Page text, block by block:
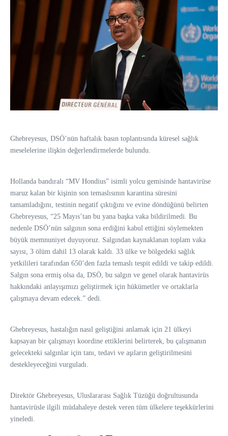
Ghebreyesus, DSÖ’nün haftalık basın toplantısında küresel sağlık
meselelerine ilişkin değerlendirmelerde bulundu.
Hollanda bandıralı “MV Hondius” isimli yolcu gemisinde hantavirüse
maruz kalan bir kişinin son temaslısının karantina süresini
tamamladığını, testinin negatif çıktığını ve evine döndüğünü belirten
Ghebreyesus, “25 Mayıs’tan bu yana başka vaka bildirilmedi. Bu
nedenle DSÖ’nün salgının sona erdiğini kabul ettiğini söylemekten
büyük memnuniyet duyuyoruz. Salgından kaynaklanan toplam vaka
sayısı, 3 ölüm dahil 13 olarak kaldı. 33 ülke ve bölgedeki sağlık
yetkilileri tarafından 650’den fazla temaslı tespit edildi ve takip edildi.
Salgın sona ermiş olsa da, DSÖ, bu salgın ve genel olarak hantavirüs
hakkındaki anlayışımızı geliştirmek için hükümetler ve ortaklarla
çalışmaya devam edecek.” dedi.
Ghebreyesus, hastalığın nasıl geliştiğini anlamak için 21 ülkeyi
kapsayan bir çalışmayı koordine ettiklerini belirterek, bu çalışmanın
gelecekteki salgınlar için tanı, tedavi ve aşıların geliştirilmesini
destekleyeceğini vurguladı.
Direktör Ghebreyesus, Uluslararası Sağlık Tüzüğü doğrultusunda
hantavirüsle ilgili müdahaleye destek veren tüm ülkelere teşekkürlerini
yineledi.